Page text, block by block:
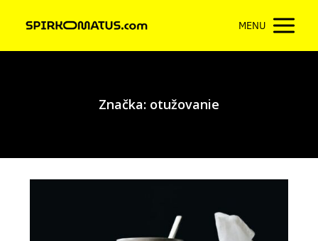
MENU
Značka: otužovanie